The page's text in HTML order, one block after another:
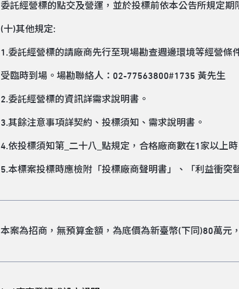
委託經營標的點交及營運，並於投標前依本公告所規定期
(十)其他規定:
1.委託經營標的請廠商先行至現場勘查週邊環境等經營
受臨時到場。場勘聯絡人：02-77563800#1735 黃先生
2.委託經營標的資訊詳需求說明書。
3.其餘注意事項詳契約、投標須知、需求說明書。
4.依投標須知第_二十八_點規定，合格廠商數在1家以上
5.本標案投標時應檢附「投標廠商聲明書」、「利益衝突
本案為招商，無預算金額，為底價為新臺幣(下同)80萬元